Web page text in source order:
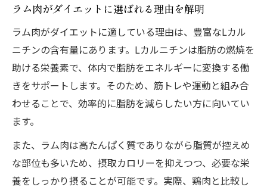
飽きずに楽しむラム肉のヘルシーレシピ集
ラム肉の一品料理で毎日飽きずに健康
ジンギスカン以外のラム肉レシピ紹介
ヘルシー志向に嬉しいラム肉しゃぶしゃぶ
手軽に作れるラム肉のおつまみアイデア
ラム肉で美しく健康を目指す新習慣へ
ラム肉のLカルニチンが美容に役立つ理由
ラム肉を続けることで得られる健康効果
ラム肉がダイエットに選ばれる理由を解明
ラム肉がダイエットに適している理由は、豊富なLカル
ニチンの含有量にあります。Lカルニチンは脂肪の燃焼を
助ける栄養素で、体内で脂肪をエネルギーに変換する働
きをサポートします。そのため、筋トレや運動と組み合
わせることで、効率的に脂肪を減らしたい方に向いてい
ます。
また、ラム肉は高たんぱく質でありながら脂質が控えめ
な部位も多いため、摂取カロリーを抑えつつ、必要な栄
養をしっかり摂ることが可能です。実際、鶏肉と比較し